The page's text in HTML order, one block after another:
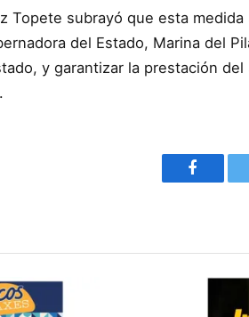
Topete subrayó que esta
del Estado, Marina del
y garantizar la prestación